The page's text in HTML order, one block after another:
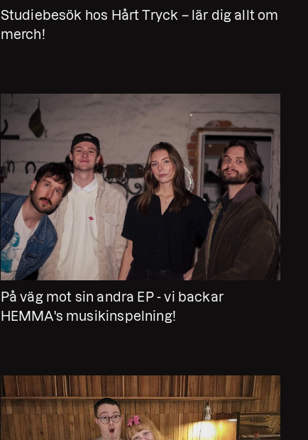
Studiebesök hos Hårt Tryck – lär dig allt om
merch!
På väg mot sin andra EP - vi backar
HEMMA's musikinspelning!